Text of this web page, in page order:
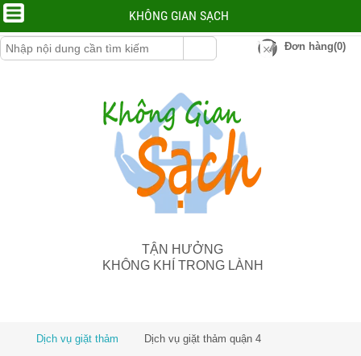
KHÔNG GIAN SẠCH
Đơn hàng(0)
TẬN HƯỞNG
KHÔNG KHÍ TRONG LÀNH
Dịch vụ giặt thảm Dịch vụ giặt thảm quận 4